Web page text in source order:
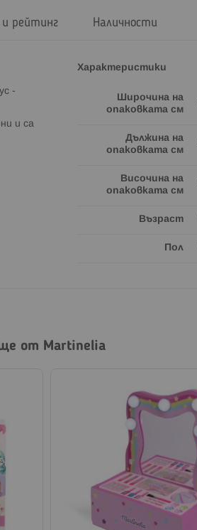
-
и са
Характеристики
Широчина на
опаковката см
Дължина на
опаковката см
Височина на
опаковката см
Възраст
Пол
рейтинг Наличности
от Martinelia